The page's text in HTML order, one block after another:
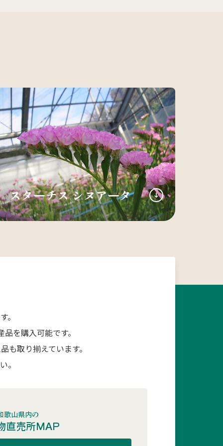
スターチス シヌアータ
。
を購入可能です。
取り揃えています。
。
歌山県内の
直売所MAP